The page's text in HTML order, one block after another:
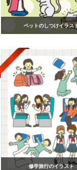
ペットのしつけイラス
修学旅行のイラスト